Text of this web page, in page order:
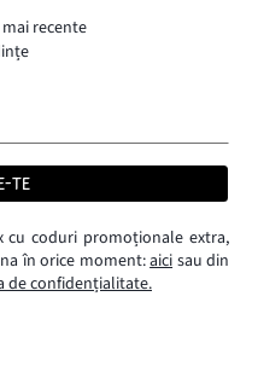
recente
TE
coduri promoționale extra,
în orice moment:aici sau din
de confidențialitate.